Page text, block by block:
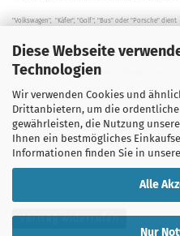
Diese Webseite
Technologien
Wir verwenden Cookies und
Drittanbietern, um die
gewährleisten, die Nutzung
Ihnen ein bestmögliches
Informationen finden Sie in
Alle
Nur
"Volkswagen", "Käfer", "Golf", "Bus" oder "Porsche" dient
der Beschreibung der Teile und stellt in keinem Fall eine
Verbindung zu dem Unternehmen "Volkswagen" her/da.
Die Beschreibungen, Zeichnungen und Angaben zur
Verwendung sind sorgfältig überprüft worden.
Vertrag widerrufen